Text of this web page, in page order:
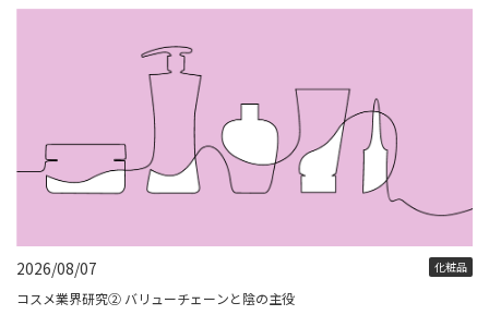
2026/08/07 化粧品
コスメ業界研究② バリューチェーンと陰の主役